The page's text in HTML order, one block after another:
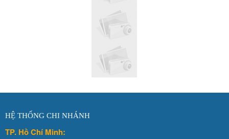
HỆ THỐNG CHI NHÁNH
TP. Hồ Chí Minh: